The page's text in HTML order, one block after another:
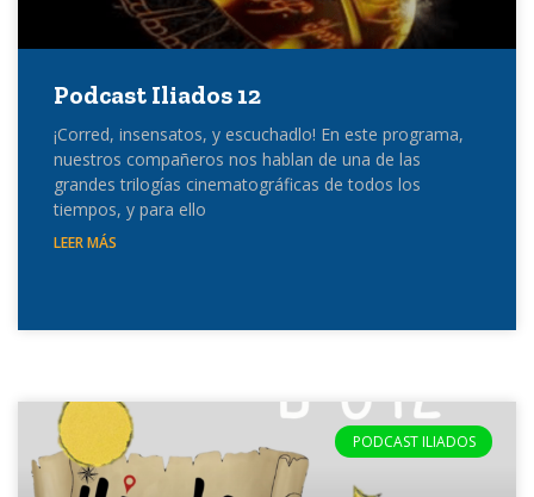
Podcast Iliados 12
¡Corred, insensatos, y escuchadlo! En este programa,
nuestros compañeros nos hablan de una de las
grandes trilogías cinematográficas de todos los
tiempos, y para ello
LEER MÁS
PODCAST ILIADOS